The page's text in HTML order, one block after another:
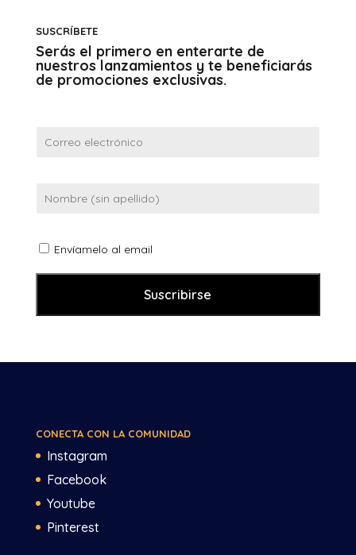
SUSCRÍBETE
Serás el primero en enterarte de
nuestros lanzamientos y te beneficiarás
de promociones exclusivas.
Envíamelo al email
CONECTA CON LA COMUNIDAD
Instagram
Facebook
Youtube
Pinterest